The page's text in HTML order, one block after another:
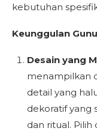
kebutuhan
Keunggulan
Desain yang
menampilkan
detail yang
dekoratif yang
dan ritual.